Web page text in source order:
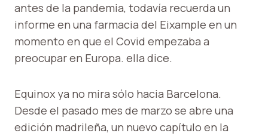
antes de la pandemia, todavía recuerda un
informe en una farmacia del Eixample en un
momento en que el Covid empezaba a
preocupar en Europa. ella dice.
Equinox ya no mira sólo hacia Barcelona.
Desde el pasado mes de marzo se abre una
edición madrileña, un nuevo capítulo en la